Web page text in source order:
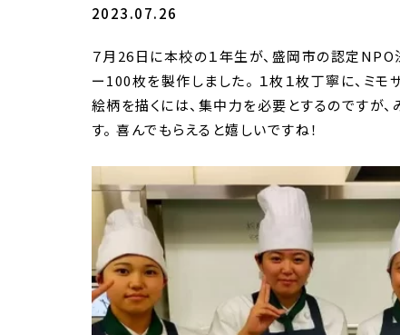
2023.07.26
７月26日に本校の１年生が、盛岡市の認定NPO
ー100枚を製作しました。 １枚１枚丁寧に、ミモ
絵柄を描くには、集中力を必要とするのですが
す。 喜んでもらえると嬉しいですね！